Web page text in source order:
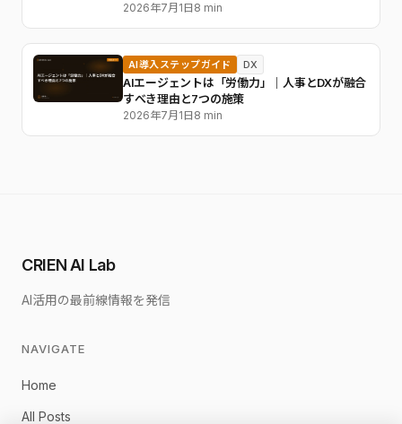
2026年7月1日8 min
AI導入ステップガイド DX
AIエージェントは「労働力」｜人事とDXが融合
すべき理由と7つの施策
2026年7月1日8 min
CRIEN AI Lab
AI活用の最前線情報を発信
NAVIGATE
Home
All Posts